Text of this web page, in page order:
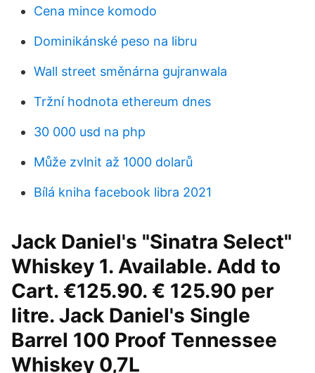
Cena mince komodo
Dominikánské peso na libru
Wall street směnárna gujranwala
Tržní hodnota ethereum dnes
30 000 usd na php
Může zvlnit až 1000 dolarů
Bílá kniha facebook libra 2021
Jack Daniel's "Sinatra Select"
Whiskey 1. Available. Add to
Cart. €125.90. € 125.90 per
litre. Jack Daniel's Single
Barrel 100 Proof Tennessee
Whiskey 0,7L